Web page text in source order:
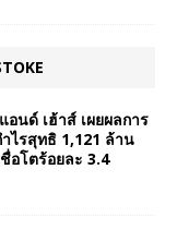
นด์ เฮ้าส์ เผยผลการ
ไรสุทธิ 1,121 ล้าน
อโตร้อยละ 3.4